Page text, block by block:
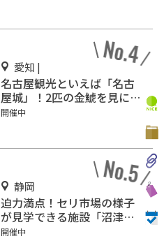
愛知 |
名古屋観光といえば「名古
屋城」！2匹の金鯱を見に
行こう
開催中
静岡
迫力満点！セリ市場の様子
が見学できる施設「沼津魚
市場 INO」
開催中